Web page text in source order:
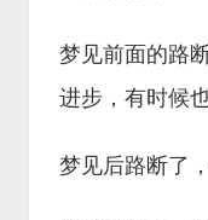
梦见前面的路
进步，有时候
梦见后路断了